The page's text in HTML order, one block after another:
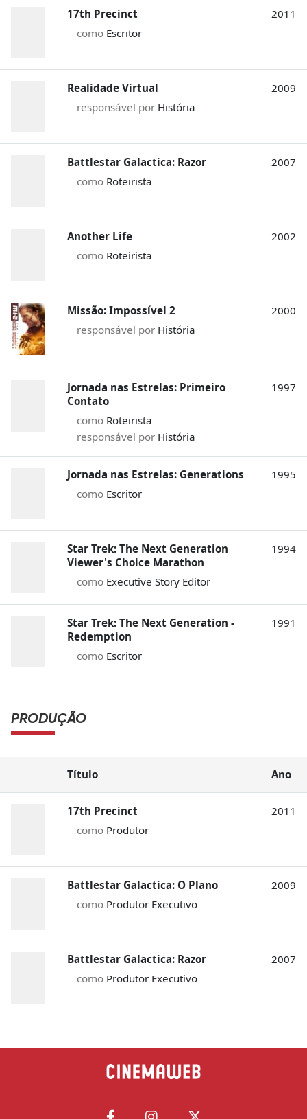
17th Precinct
como Escritor
2011
Realidade Virtual
responsável por História
2009
Battlestar Galactica: Razor
como Roteirista
2007
Another Life
como Roteirista
2002
Missão: Impossível 2
responsável por História
2000
Jornada nas Estrelas: Primeiro
Contato
como Roteirista
responsável por História
1997
Jornada nas Estrelas: Generations
como Escritor
1995
Star Trek: The Next Generation
Viewer's Choice Marathon
como Executive Story Editor
1994
Star Trek: The Next Generation -
Redemption
como Escritor
1991
PRODUÇÃO
Título Ano
17th Precinct
como Produtor
2011
Battlestar Galactica: O Plano
como Produtor Executivo
2009
Battlestar Galactica: Razor
como Produtor Executivo
2007